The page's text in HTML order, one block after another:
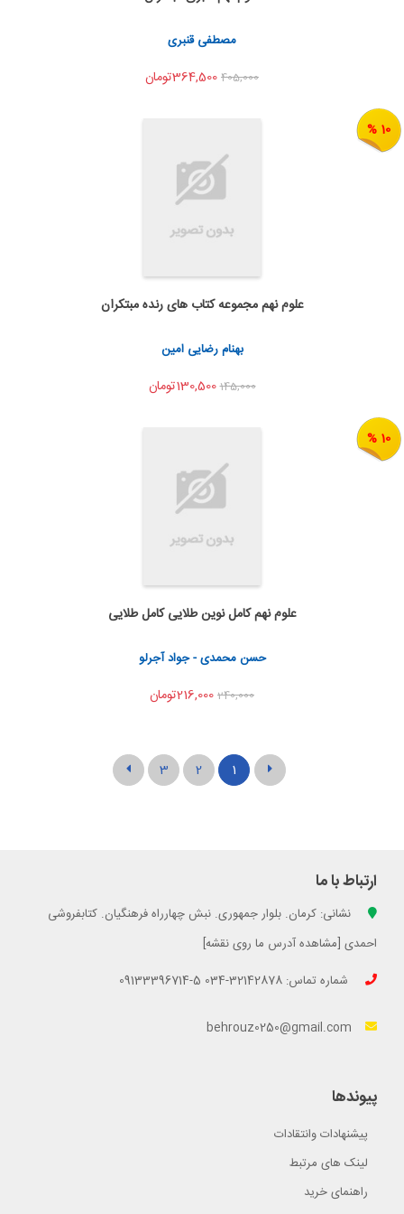
اشتراک گذاری
مصطفی قنبری
405,000
10 %
به من اطلاع بده
اشتراک گذاری
علوم نهم مجموعه کتاب های رنده مبتکران
بهنام رضایی امین
145,000130,500تومان
10 %
به من اطلاع بده
اشتراک گذاری
علوم نهم کامل نوین طلایی کامل طلایی
حسن محمدی - جواد آجرلو
240,000
1
2
3
ارتباط با ما
نشانی: کرمان. بلوار جمهوری. نبش چهارراه فرهنگیان. کتابفروشی
احمدی [مشاهده آدرس ما روی نقشه]
شماره تماس: 32142878-034 5-09133396714
behrouz0250@gmail.com
پیوندها
پیشنهادات وانتقادات
لینک های مرتبط
راهنمای خرید